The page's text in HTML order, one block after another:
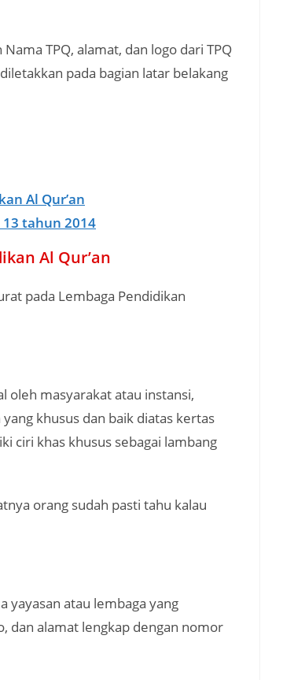
TPQ, alamat, dan logo dari TPQ
pada bagian latar belakang
Al Qur’an
tahun 2014
Al Qur’an
pada Lembaga Pendidikan
oleh masyarakat atau instansi,
khusus dan baik diatas kertas
ciri khas khusus sebagai lambang
orang sudah pasti tahu kalau
yayasan atau lembaga yang
dan alamat lengkap dengan nomor